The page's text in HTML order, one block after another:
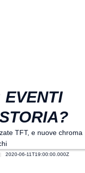
EVENTI
TFT, e nuove chroma
2020-06-11T19:00:00.000Z